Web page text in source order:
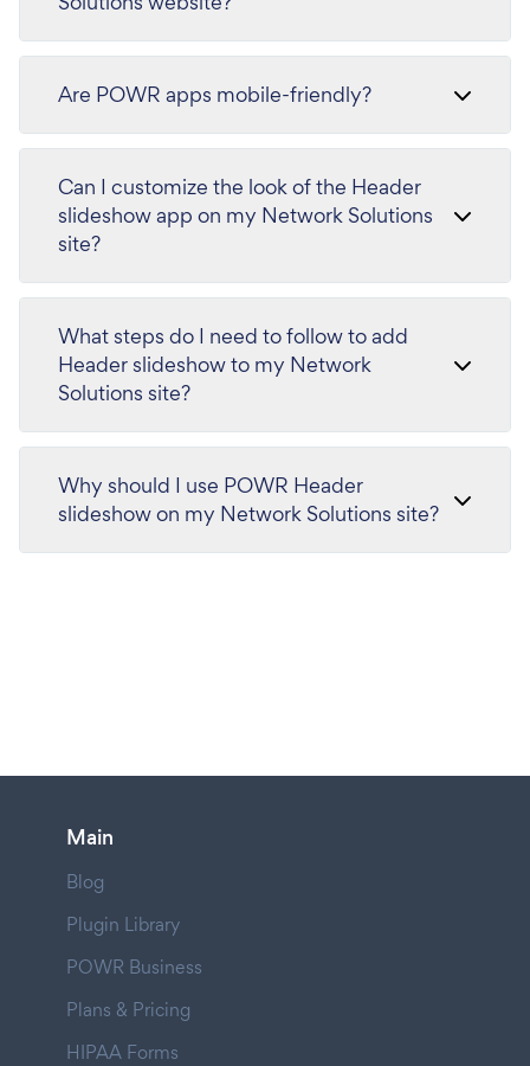
Are POWR apps mobile-friendly?
Can I customize the look of the Header
slideshow app on my Network Solutions
site?
What steps do I need to follow to add
Header slideshow to my Network
Solutions site?
Why should I use POWR Header
slideshow on my Network Solutions site?
Main
Blog
Plugin Library
POWR Business
Plans & Pricing
HIPAA Forms